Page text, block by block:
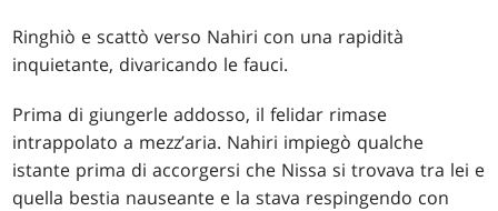
Ringhiò e scattò verso Nahiri con una rapidità
inquietante, divaricando le fauci.
Prima di giungerle addosso, il felidar rimase
intrappolato a mezz’aria. Nahiri impiegò qualche
istante prima di accorgersi che Nissa si trovava tra lei e
quella bestia nauseante e la stava respingendo con